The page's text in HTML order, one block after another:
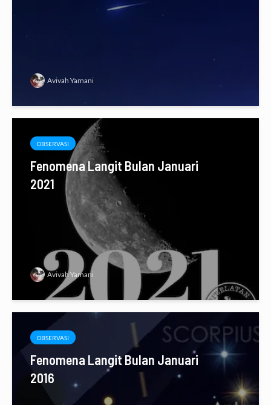
Avivah Yamani
OBSERVASI
Fenomena Langit Bulan Januari
2021
Avivah Yamani
OBSERVASI
Fenomena Langit Bulan Januari
2016